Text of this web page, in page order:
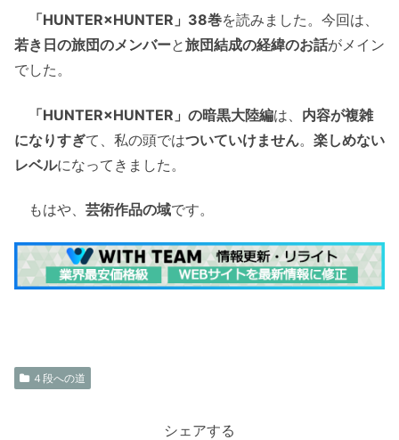
「HUNTER×HUNTER」38巻を読みました。今回は、
若き日の旅団のメンバーと旅団結成の経緯のお話がメイン
でした。
「HUNTER×HUNTER」の暗黒大陸編は、 内容が複雑
になりすぎて、私の頭ではついていけません。 楽しめない
レベルになってきました。
もはや、 芸術作品の域です。
４段への道
シェアする